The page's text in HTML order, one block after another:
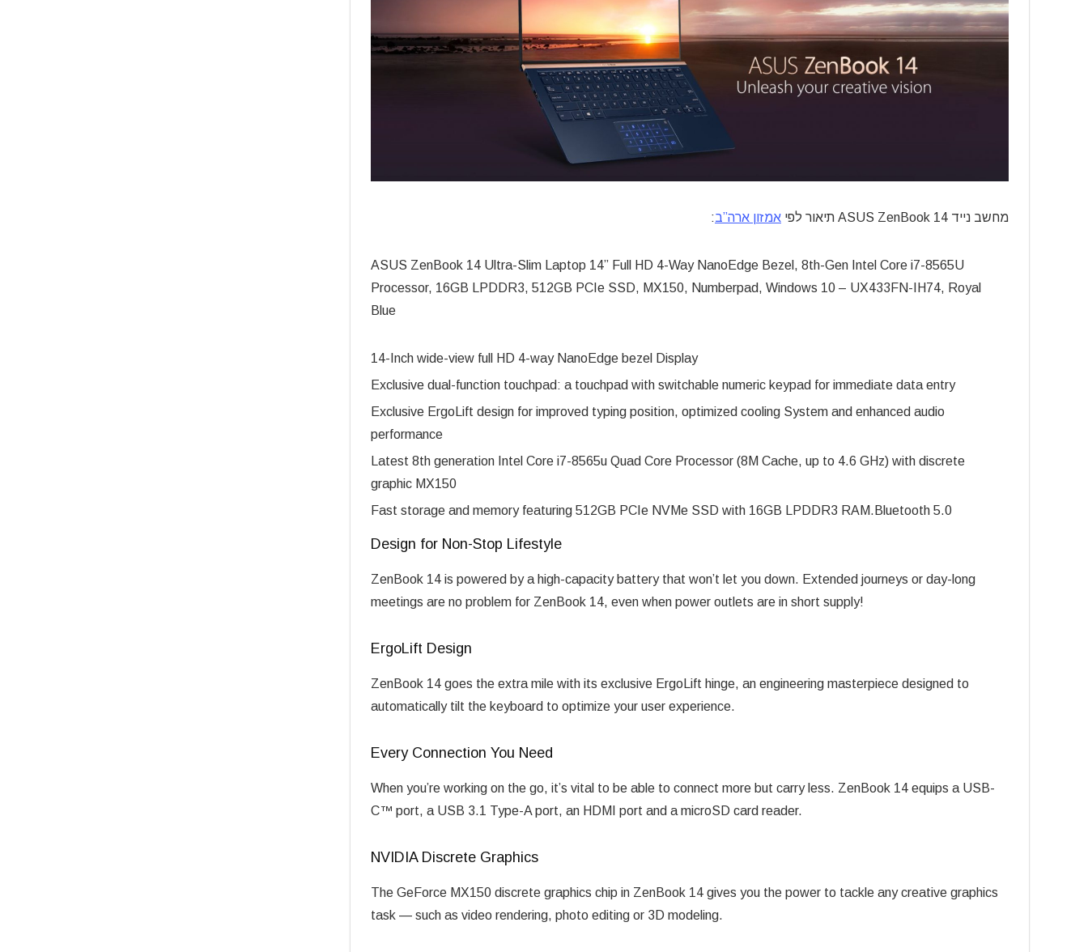
מחשב נייד ASUS ZenBook 14 תיאור לפי אמזון ארה”ב:
ASUS ZenBook 14 Ultra-Slim Laptop 14” Full HD 4-Way NanoEdge Bezel, 8th-Gen Intel Core i7-8565U
Processor, 16GB LPDDR3, 512GB PCIe SSD, MX150, Numberpad, Windows 10 – UX433FN-IH74, Royal
Blue
14-Inch wide-view full HD 4-way NanoEdge bezel Display
Exclusive dual-function touchpad: a touchpad with switchable numeric keypad for immediate data entry
Exclusive ErgoLift design for improved typing position, optimized cooling System and enhanced audio
performance
Latest 8th generation Intel Core i7-8565u Quad Core Processor (8M Cache, up to 4.6 GHz) with discrete
graphic MX150
Fast storage and memory featuring 512GB PCIe NVMe SSD with 16GB LPDDR3 RAM.Bluetooth 5.0
Design for Non-Stop Lifestyle
ZenBook 14 is powered by a high-capacity battery that won’t let you down. Extended journeys or day-long
meetings are no problem for ZenBook 14, even when power outlets are in short supply!
ErgoLift Design
ZenBook 14 goes the extra mile with its exclusive ErgoLift hinge, an engineering masterpiece designed to
automatically tilt the keyboard to optimize your user experience.
Every Connection You Need
When you’re working on the go, it’s vital to be able to connect more but carry less. ZenBook 14 equips a USB-
C™ port, a USB 3.1 Type-A port, an HDMI port and a microSD card reader.
NVIDIA Discrete Graphics
The GeForce MX150 discrete graphics chip in ZenBook 14 gives you the power to tackle any creative graphics
task — such as video rendering, photo editing or 3D modeling.